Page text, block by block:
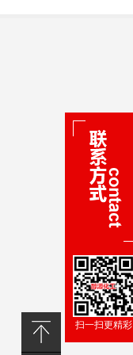
扫一扫更精彩